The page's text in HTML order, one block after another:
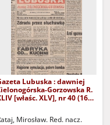
Lubuska : dawniej
Gorzowska R.
[właśc. XLV], nr 40 (16
Mirosław. Red. nacz.